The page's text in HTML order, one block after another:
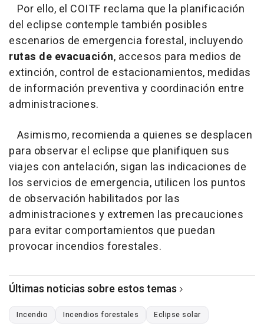
Por ello, el COITF reclama que la planificación
del eclipse contemple también posibles
escenarios de emergencia forestal, incluyendo
rutas de evacuación, accesos para medios de
extinción, control de estacionamientos, medidas
de información preventiva y coordinación entre
administraciones.
Asimismo, recomienda a quienes se desplacen
para observar el eclipse que planifiquen sus
viajes con antelación, sigan las indicaciones de
los servicios de emergencia, utilicen los puntos
de observación habilitados por las
administraciones y extremen las precauciones
para evitar comportamientos que puedan
provocar incendios forestales.
Últimas noticias sobre estos temas
Incendio Incendios forestales Eclipse solar